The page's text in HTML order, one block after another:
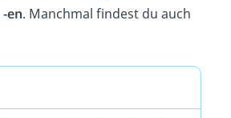
-en. Manchmal findest du auch